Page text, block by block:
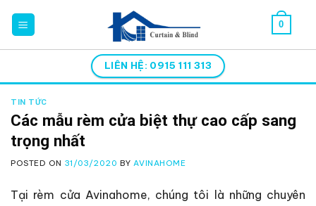
content
0
LIÊN HỆ: 0915 111 313
TIN TỨC
Các mẫu rèm cửa biệt thự cao cấp sang
trọng nhất
POSTED ON 31/03/2020 BY AVINAHOME
Tại rèm cửa Avinahome, chúng tôi là những chuyên